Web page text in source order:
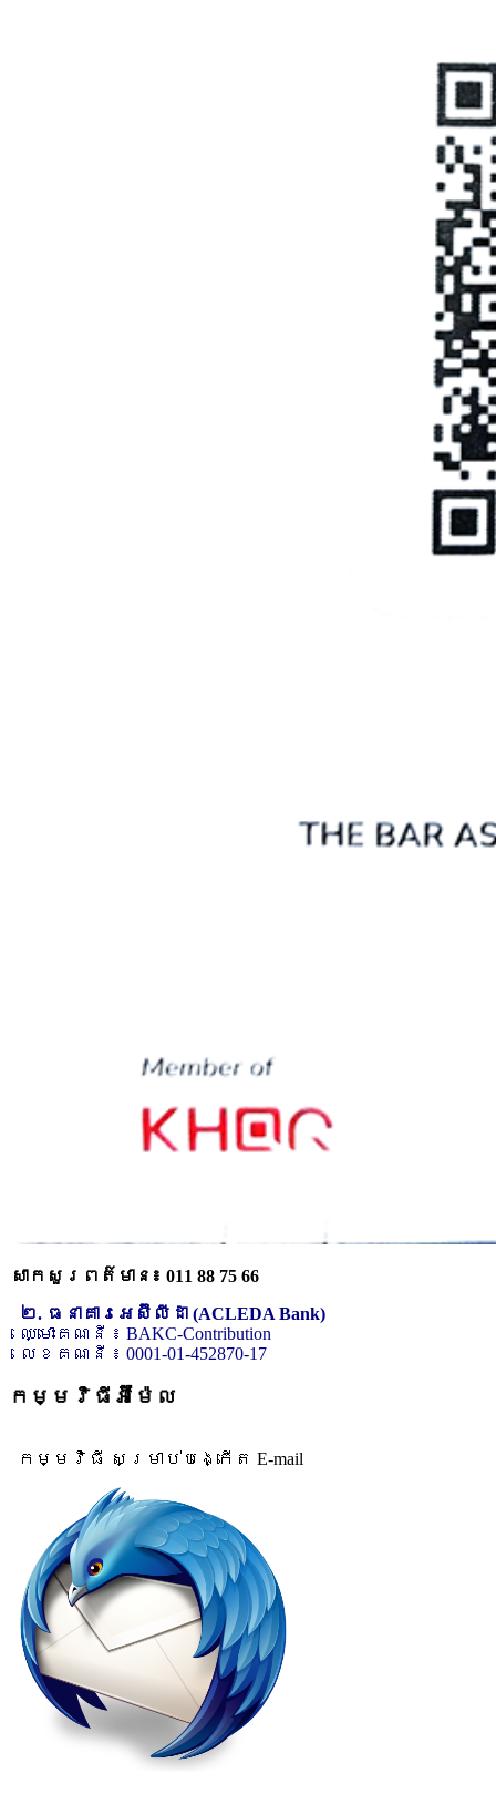
សាកសួរពត៌មាន៖ 011 88 75 66
២. ធនាគារអេស៊ីលីដា (ACLEDA Bank)
ឈ្មោះគណនី ៖ BAKC-Contribution
លេខគណនី ៖ 0001-01-452870-17
កម្មវិធីអ៊ីម៉ែល
កម្មវិធី សម្រាប់បង្កើត E-mail